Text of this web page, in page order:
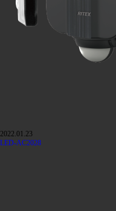
2022.01.23
LED-AC2028